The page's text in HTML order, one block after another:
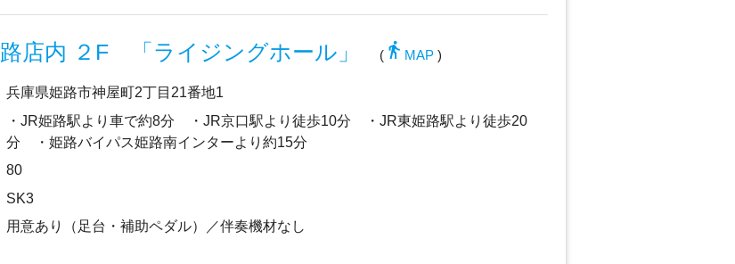
店内 ２F 「ライジングホール」 ( directions_walk MAP )
兵庫県姫路市神屋町2丁目21番地1
・JR姫路駅より車で約8分 ・JR京口駅より徒歩10分 ・JR東姫路駅より徒歩20
分 ・姫路バイパス姫路南インターより約15分
80
SK3
用意あり（足台・補助ペダル）／伴奏機材なし